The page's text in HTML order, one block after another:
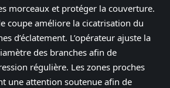
morceaux et protéger la couverture.
coupe améliore la cicatrisation du
d’éclatement. L’opérateur ajuste la
des branches afin de
régulière. Les zones proches
une attention soutenue afin de